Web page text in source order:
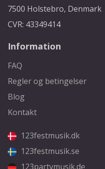
7500 Holstebro, Denmark
CVR: 43349414
Information
FAQ
Regler og betingelser
Blog
Kontakt
123festmusik.dk
123festmusik.se
123partymusik.de